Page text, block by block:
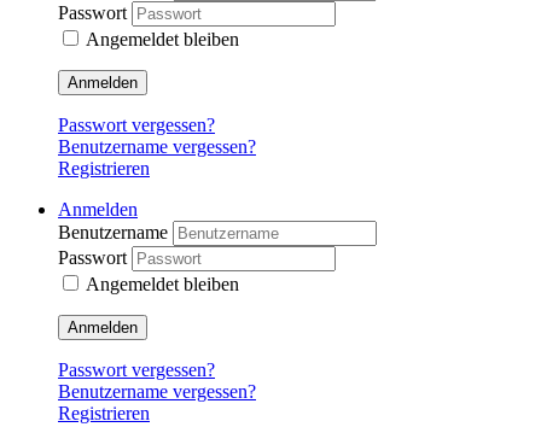
Passwort
Angemeldet bleiben
Anmelden
Passwort vergessen?
Benutzername vergessen?
Registrieren
Anmelden
Benutzername
Passwort
Angemeldet bleiben
Anmelden
Passwort vergessen?
Benutzername vergessen?
Registrieren